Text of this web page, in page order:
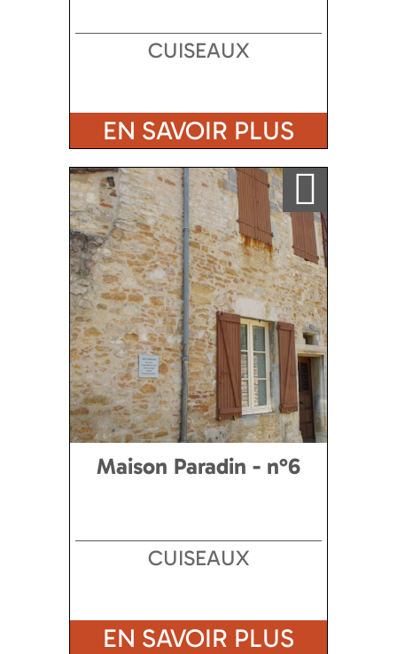
CUISEAUX
EN SAVOIR PLUS
Ajouter a ma sélection
Maison Paradin - n°6
CUISEAUX
EN SAVOIR PLUS